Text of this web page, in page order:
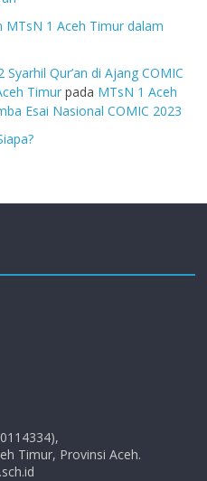
MTsN 1 Aceh Timur dalam
Qur’an di Ajang COMIC
Timur pada MTsN 1 Aceh
Esai Nasional COMIC 2023
Timur, Provinsi Aceh.